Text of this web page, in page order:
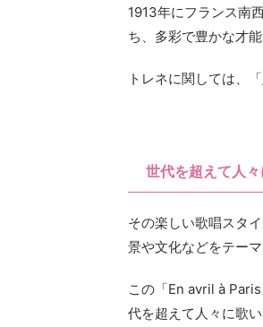
1913年にフランス南
ち、多彩で豊かな才
トレネに関しては、「
世代を超えて人
その楽しい歌唱スタ
景や文化などをテー
この「En avril à
代を超えて人々に歌い